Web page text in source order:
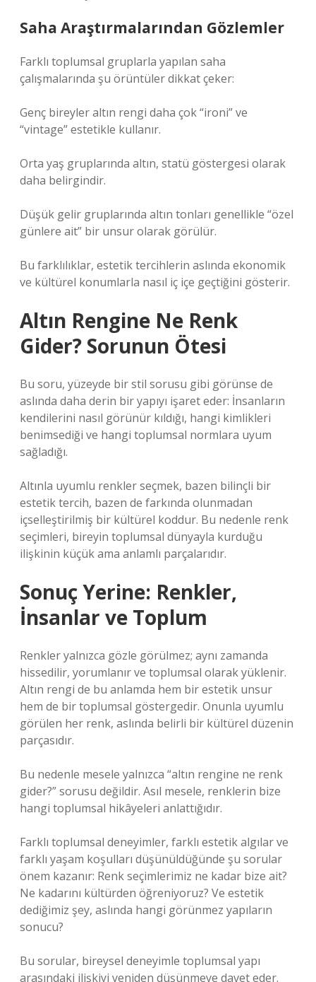
Saha Araştırmalarından Gözlemler
Farklı toplumsal gruplarla yapılan saha
çalışmalarında şu örüntüler dikkat çeker:
Genç bireyler altın rengi daha çok “ironi” ve
“vintage” estetikle kullanır.
Orta yaş gruplarında altın, statü göstergesi olarak
daha belirgindir.
Düşük gelir gruplarında altın tonları genellikle “özel
günlere ait” bir unsur olarak görülür.
Bu farklılıklar, estetik tercihlerin aslında ekonomik
ve kültürel konumlarla nasıl iç içe geçtiğini gösterir.
Altın Rengine Ne Renk
Gider? Sorunun Ötesi
Bu soru, yüzeyde bir stil sorusu gibi görünse de
aslında daha derin bir yapıyı işaret eder: İnsanların
kendilerini nasıl görünür kıldığı, hangi kimlikleri
benimsediği ve hangi toplumsal normlara uyum
sağladığı.
Altınla uyumlu renkler seçmek, bazen bilinçli bir
estetik tercih, bazen de farkında olunmadan
içselleştirilmiş bir kültürel koddur. Bu nedenle renk
seçimleri, bireyin toplumsal dünyayla kurduğu
ilişkinin küçük ama anlamlı parçalarıdır.
Sonuç Yerine: Renkler,
İnsanlar ve Toplum
Renkler yalnızca gözle görülmez; aynı zamanda
hissedilir, yorumlanır ve toplumsal olarak yüklenir.
Altın rengi de bu anlamda hem bir estetik unsur
hem de bir toplumsal göstergedir. Onunla uyumlu
görülen her renk, aslında belirli bir kültürel düzenin
parçasıdır.
Bu nedenle mesele yalnızca “altın rengine ne renk
gider?” sorusu değildir. Asıl mesele, renklerin bize
hangi toplumsal hikâyeleri anlattığıdır.
Farklı toplumsal deneyimler, farklı estetik algılar ve
farklı yaşam koşulları düşünüldüğünde şu sorular
önem kazanır: Renk seçimlerimiz ne kadar bize ait?
Ne kadarını kültürden öğreniyoruz? Ve estetik
dediğimiz şey, aslında hangi görünmez yapıların
sonucu?
Bu sorular, bireysel deneyimle toplumsal yapı
arasındaki ilişkiyi yeniden düşünmeye davet eder.